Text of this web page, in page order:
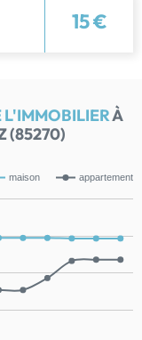
15 €
L'IMMOBILIERÀ
(85270)
maison appartement